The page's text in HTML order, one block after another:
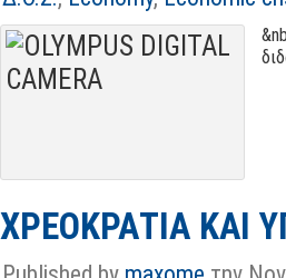
ΧΡΕΟΚΡΑΤΙΑ ΚΑΙ